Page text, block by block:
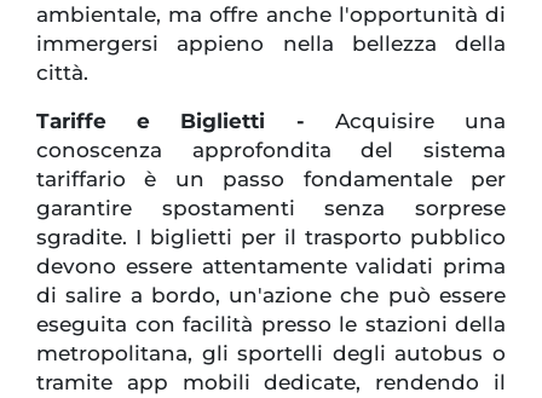
ambientale, ma offre anche l'opportunità di
immergersi appieno nella bellezza della
città.
Tariffe e Biglietti - Acquisire una
conoscenza approfondita del sistema
tariffario è un passo fondamentale per
garantire spostamenti senza sorprese
sgradite. I biglietti per il trasporto pubblico
devono essere attentamente validati prima
di salire a bordo, un'azione che può essere
eseguita con facilità presso le stazioni della
metropolitana, gli sportelli degli autobus o
tramite app mobili dedicate, rendendo il